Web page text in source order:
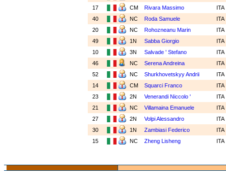
17
CM Rivara Massimo
ITA
40
NC Roda Samuele
ITA
20
NC Rohozneanu Marin
ITA
49
1N Sabba Giorgio
ITA
10
3N Salvade ' Stefano
ITA
46
NC Serena Andreina
ITA
52
NC Shurkhovetskyy Andrii
ITA
14
CM Squarci Franco
ITA
23
2N Venerandi Niccolo '
ITA
21
NC Villamaina Emanuele
ITA
27
2N Volpi Alessandro
ITA
30
1N Zambiasi Federico
ITA
15
NC Zheng Lisheng ITA